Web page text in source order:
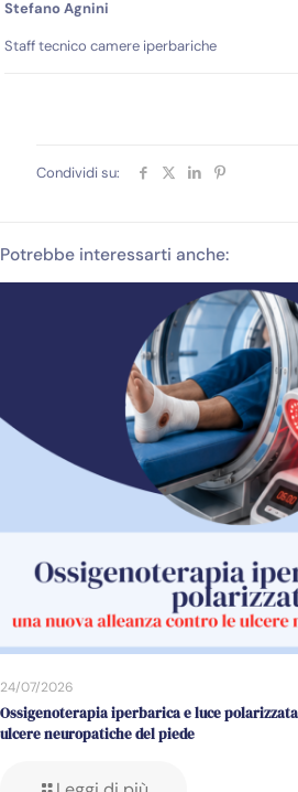
Stefano Agnini
Staff tecnico camere iperbariche
Condividi su:
Potrebbe interessarti anche:
24/07/2026
Ossigenoterapia iperbarica e luce
ulcere neuropatiche del piede